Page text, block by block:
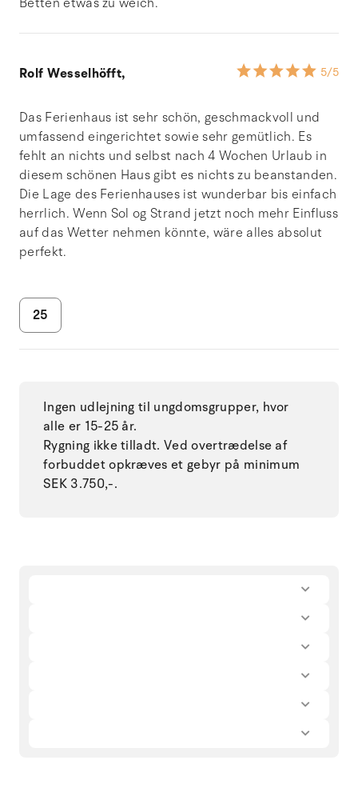
Rolf Wesselhöfft, 5/5
Das Ferienhaus ist sehr schön, geschmackvoll und
umfassend eingerichtet sowie sehr gemütlich. Es
fehlt an nichts und selbst nach 4 Wochen Urlaub in
diesem schönen Haus gibt es nichts zu beanstanden.
Die Lage des Ferienhauses ist wunderbar bis einfach
herrlich. Wenn Sol og Strand jetzt noch mehr Einfluss
auf das Wetter nehmen könnte, wäre alles absolut
perfekt.
25
Ingen udlejning til ungdomsgrupper, hvor
alle er 15-25 år.
Rygning ikke tilladt. Ved overtrædelse af
forbuddet opkræves et gebyr på minimum
SEK 3.750,-.